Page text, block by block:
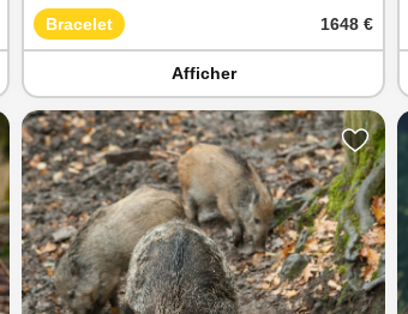
Bracelet 1648 €
Afficher